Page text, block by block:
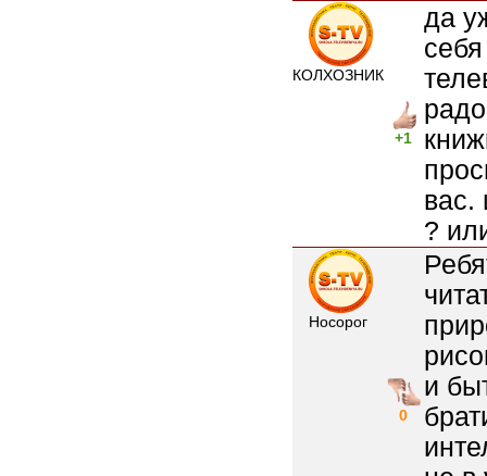
КОЛХОЗНИК
+1
да
вас.
?
Носорог
0
и